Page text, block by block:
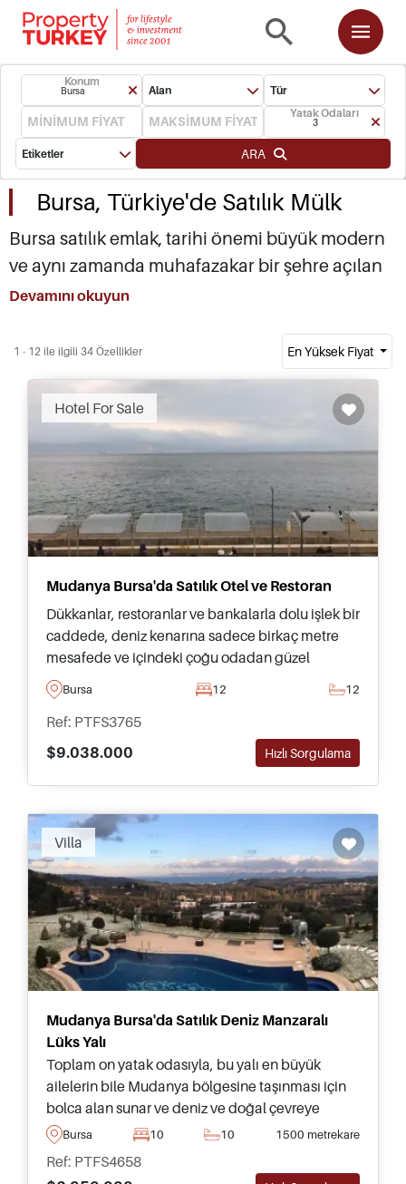
Konum
Bursa Alan
Tür
Yatak Odaları
3
Etiketler ARA
Bursa, Türkiye'de Satılık Mülk
Bursa satılık emlak, tarihi önemi büyük modern
ve aynı zamanda muhafazakar bir şehre açılan
kapınızdır. Bursa gayrimenkulleri özellikle ikinci
yatırımcılar tarafından hızla satın alınmaktadır.
Türkiye'nin bu güzel bölgesi, görülecek ve
yapılacak çok sayıda şey sunar ve tarihle
doludur. İstanbul ve Türkiye'nin güney kıyısına
mükemmel ulaşım bağlantıları vardır ve bu da
Bursa'yı hem taşınmak isteyenler hem de yıl
boyunca yaşayanlar için ideal bir tercih haline
getirir.
Devamını okuyun
1 - 12 ile ilgili 34 Özellikler En Yüksek Fiyat
Hotel For Sale
Mudanya Bursa'da Satılık Otel ve Restoran
Dükkanlar, restoranlar ve bankalarla dolu işlek bir
caddede, deniz kenarına sadece birkaç metre
mesafede ve içindeki çoğu odadan güzel
manzara sunan, Bursa'nın yerleşim bölgesi
Mudanya'da satılık bu muhteşem otel
bulunmaktadır.
Bursa 12 12
Ref: PTFS3765
$9.038.000
Hızlı Sorgulama
Villa
Mudanya Bursa'da Satılık Deniz Manzaralı
Lüks Yalı
Toplam on yatak odasıyla, bu yalı en büyük
ailelerin bile Mudanya bölgesine taşınması için
bolca alan sunar ve deniz ve doğal çevreye
doğru harika manzaraların tadını çıkarır.
Bursa 10 10 1500 metrekare
Ref: PTFS4658